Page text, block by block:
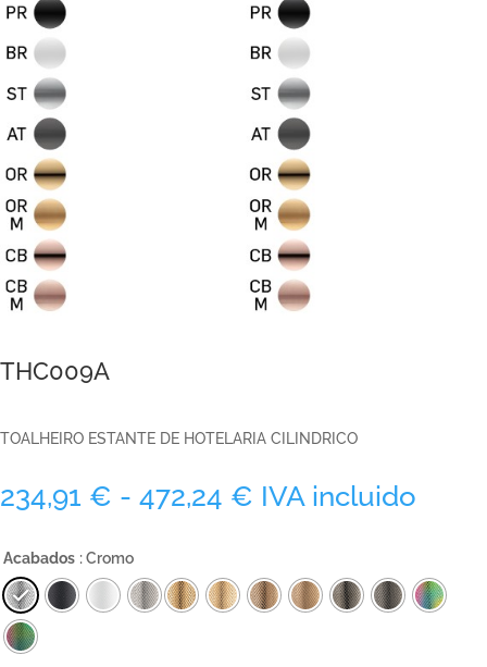
THC009A
TOALHEIRO ESTANTE DE HOTELARIA CILINDRICO
234,91 € - 472,24 € Rango
desde
234,91 €
hasta
IVA incluido
Acabados : Cromo